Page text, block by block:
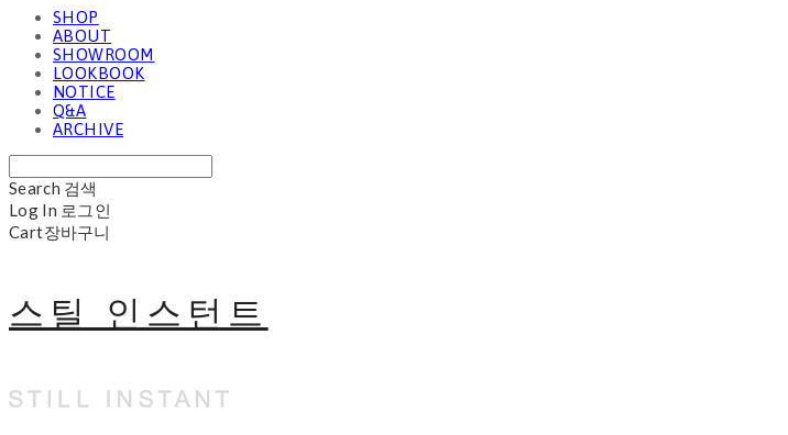
SHOP
ABOUT
SHOWROOM
LOOKBOOK
NOTICE
Q&A
ARCHIVE
Search 검색
Log In 로그인
Cart장바구니
스틸 인스턴트